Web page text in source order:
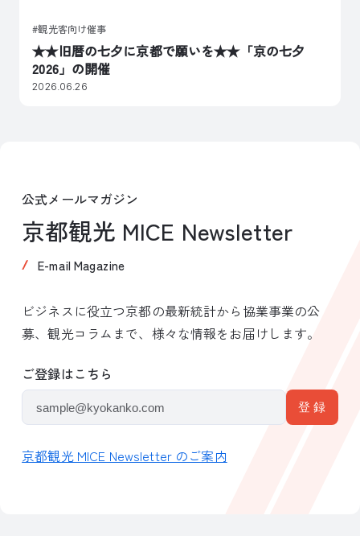
観光客向け催事
★★旧暦の七夕に京都で願いを★★「京の七夕
2026」の開催
2026.06.26
公式メールマガジン
京都観光 MICE Newsletter
E-mail Magazine
ビジネスに役立つ京都の最新統計から協業事業の公
募、観光コラムまで、様々な情報をお届けします。
ご登録はこちら
京都観光 MICE Newsletter のご案内